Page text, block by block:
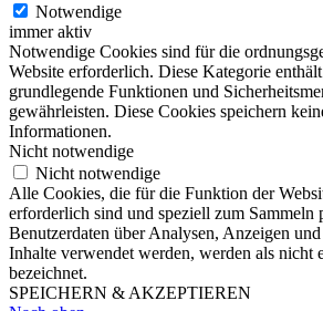
Notwendige
immer aktiv
Notwendige Cookies sind für die
Website erforderlich. Diese Kategorie
grundlegende Funktionen und
gewährleisten. Diese Cookies speichern
Informationen.
Nicht notwendige
Nicht notwendige
Alle Cookies, die für die Funktion der
erforderlich sind und speziell zum Sammeln
Benutzerdaten über Analysen, Anzeigen und
Inhalte verwendet werden, werden als nicht
bezeichnet.
SPEICHERN & AKZEPTIEREN